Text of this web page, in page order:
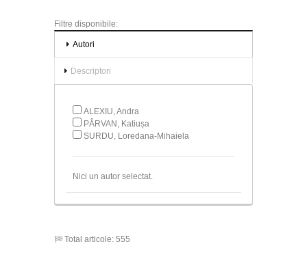
Filtre disponibile:
Autori
Descriptori
ALEXIU, Andra
PÂRVAN, Katiușa
SURDU, Loredana-Mihaiela
Nici un autor selectat.
Total articole: 555